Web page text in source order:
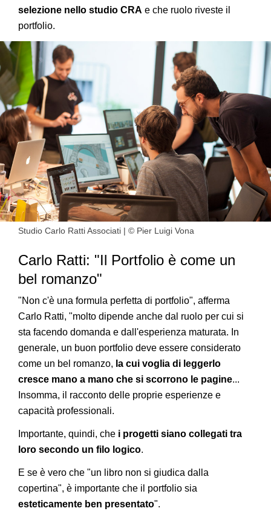
selezione nello studio CRA e che ruolo riveste il
portfolio.
Studio Carlo Ratti Associati | © Pier Luigi Vona
Carlo Ratti: "Il Portfolio è come un
bel romanzo"
"Non c'è una formula perfetta di portfolio", afferma
Carlo Ratti, "molto dipende anche dal ruolo per cui si
sta facendo domanda e dall'esperienza maturata. In
generale, un buon portfolio deve essere considerato
come un bel romanzo, la cui voglia di leggerlo
cresce mano a mano che si scorrono le pagine...
Insomma, il racconto delle proprie esperienze e
capacità professionali.
Importante, quindi, che i progetti siano collegati tra
loro secondo un filo logico.
E se è vero che "un libro non si giudica dalla
copertina", è importante che il portfolio sia
esteticamente ben presentato".